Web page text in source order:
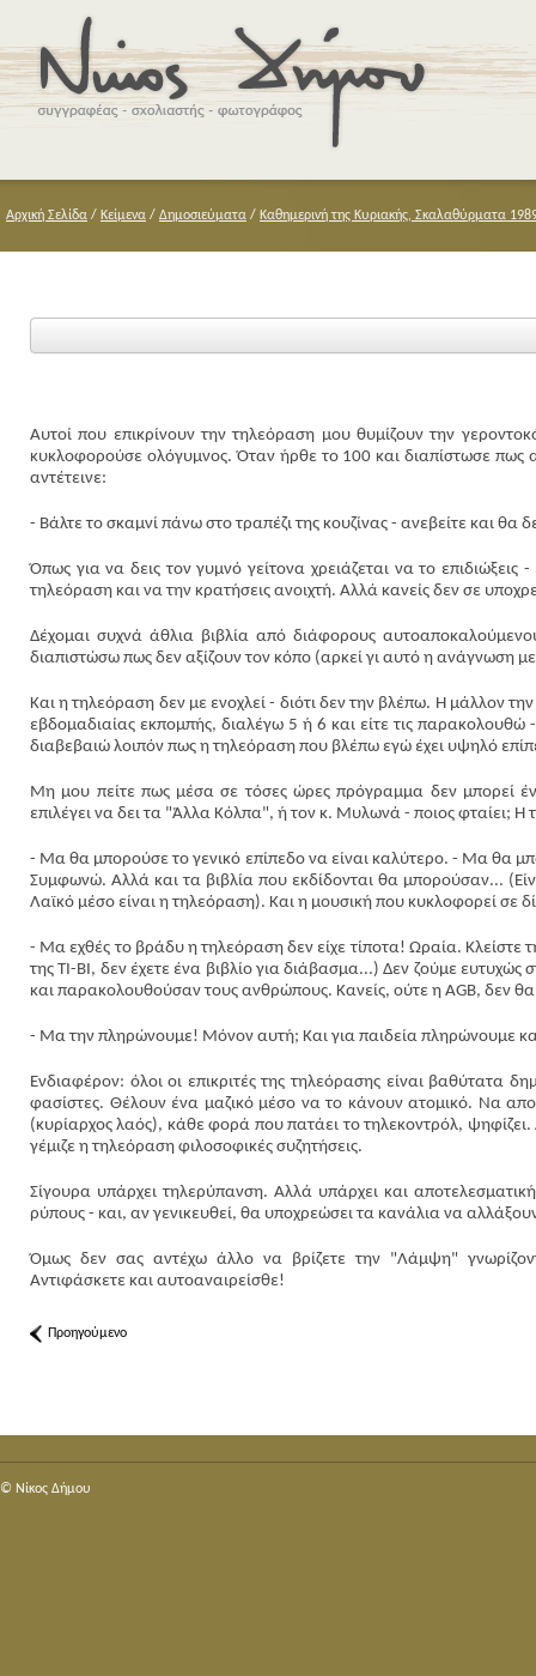
Αρχική Σελίδα / Κείμενα / Δημοσιεύματα / Καθημερινή της Κυριακής, Σκαλαθύρματα
Αυτοί που επικρίνουν την τηλεόραση μου θυμίζουν την
κυκλοφορούσε ολόγυμνος. Όταν ήρθε το 100 και διαπίστωσε
αντέτεινε:
- Βάλτε το σκαμνί πάνω στο τραπέζι της κουζίνας - ανεβείτε και θα
Όπως για να δεις τον γυμνό γείτονα χρειάζεται να το
τηλεόραση και να την κρατήσεις ανοιχτή. Αλλά κανείς δεν σε
Δέχομαι συχνά άθλια βιβλία από διάφορους
διαπιστώσω πως δεν αξίζουν τον κόπο (αρκεί γι αυτό η ανάγνωση
Και η τηλεόραση δεν με ενοχλεί - διότι δεν την βλέπω. Η μάλλον
εβδομαδιαίας εκπομπής, διαλέγω 5 ή 6 και είτε τις
διαβεβαιώ λοιπόν πως η τηλεόραση που βλέπω εγώ έχει υψηλό
Μη μου πείτε πως μέσα σε τόσες ώρες πρόγραμμα δεν μπορεί
επιλέγει να δει τα "Άλλα Κόλπα", ή τον κ. Μυλωνά - ποιος φταίει; Η
- Μα θα μπορούσε το γενικό επίπεδο να είναι καλύτερο. - Μα θα
Συμφωνώ. Αλλά και τα βιβλία που εκδίδονται θα μπορούσαν...
Λαϊκό μέσο είναι η τηλεόραση). Και η μουσική που κυκλοφορεί σε
- Μα εχθές το βράδυ η τηλεόραση δεν είχε τίποτα! Ωραία. Κλείστε
της ΤΙ-ΒΙ, δεν έχετε ένα βιβλίο για διάβασμα...) Δεν ζούμε
και παρακολουθούσαν τους ανθρώπους. Κανείς, ούτε η AGB, δεν
- Μα την πληρώνουμε! Μόνον αυτή; Και για παιδεία πληρώνουμε
Ενδιαφέρον: όλοι οι επικριτές της τηλεόρασης είναι βαθύτατα
φασίστες. Θέλουν ένα μαζικό μέσο να το κάνουν ατομικό. Να
(κυρίαρχος λαός), κάθε φορά που πατάει το τηλεκοντρόλ,
γέμιζε η τηλεόραση φιλοσοφικές συζητήσεις.
Σίγουρα υπάρχει τηλερύπανση. Αλλά υπάρχει και
ρύπους - και, αν γενικευθεί, θα υποχρεώσει τα κανάλια να
Όμως δεν σας αντέχω άλλο να βρίζετε την "Λάμψη"
Αντιφάσκετε και αυτοαναιρείσθε!
Προηγούμενο
© Nίκος Δήμου